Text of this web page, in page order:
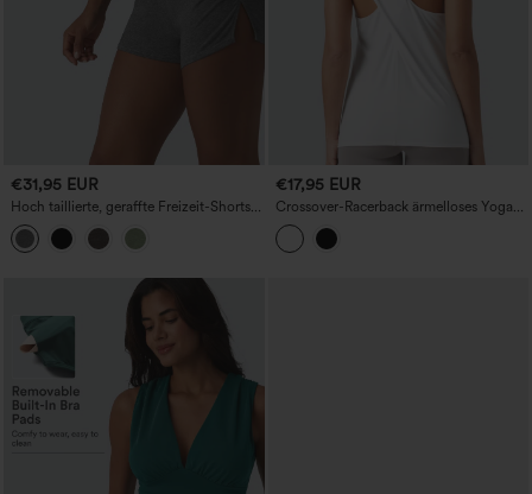
€31,95 EUR
Hoch taillierte, geraffte Freizeit-Shorts
mit integriertem Slip, 2,5''
€17,95 EUR
Crossover-Racerback ärmelloses Yoga-
Sport-Top mit Cool-Touch und schnell
trocknendem Material – UPF50+